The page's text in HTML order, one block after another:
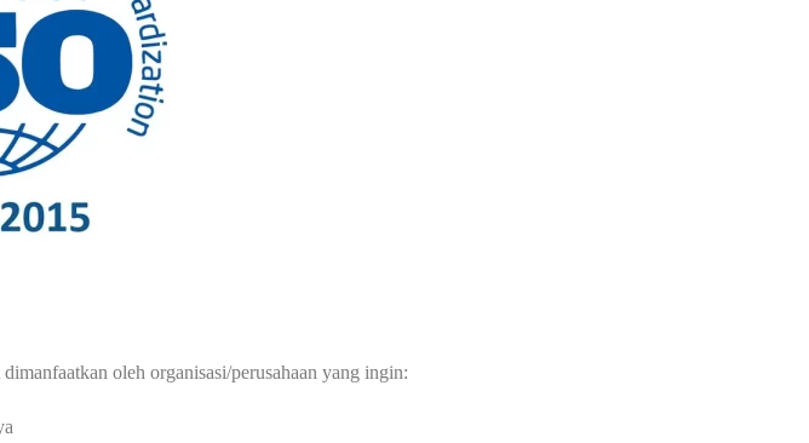
oleh organisasi/perusahaan yang ingin: